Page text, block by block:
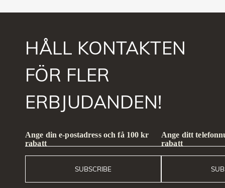
HÅLL KONTAKTEN
FÖR FLER
ERBJUDANDEN!
Ange din e-postadress och få 100 kr
rabatt
SUBSCRIBE
Ange ditt
rabatt